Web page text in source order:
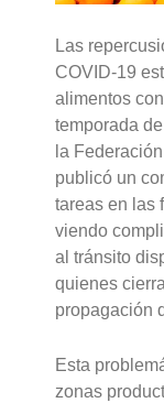
Las
COVID-19
alimentos
temporada
la
publicó un
tareas en las
viendo
al tránsito
quienes
propagación
Esta
zonas